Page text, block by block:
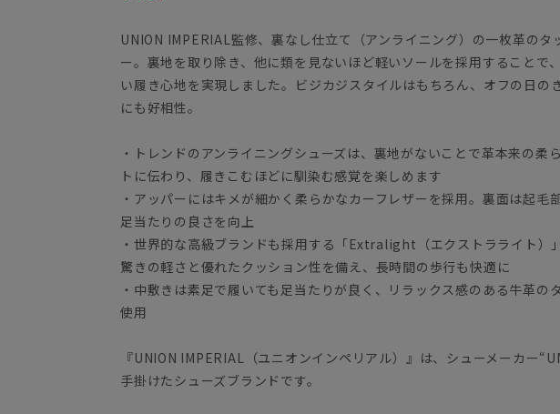
UNION IMPERIAL監修、裏なし仕立て（アンライニング）の一枚革のタ
ー。裏地を取り除き、他に類を見ないほど軽いソールを採用することで
い履き心地を実現しました。ビジカジスタイルはもちろん、オフの日の
にも好相性。
・トレンドのアンライニングシューズは、裏地がないことで革本来の柔
トに伝わり、履きこむほどに馴染む感覚を楽しめます
・アッパーにはキメが細かく柔らかなカーフレザーを採用。裏面は起毛
足当たりの良さを向上
・世界的な高級ブランドも採用する「Extralight（エクストラライト）
驚きの軽さと優れたクッション性を備え、長時間の歩行も快適に
・中敷きは素足で履いても足当たりが良く、リラックス感のある牛革の
使用
『UNION IMPERIAL（ユニオンインペリアル）』は、シューメーカー
手掛けたシューズブランドです。